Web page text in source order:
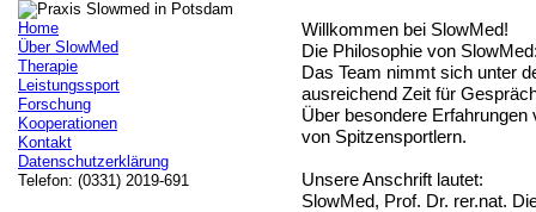
Home
Über SlowMed
Therapie
Leistungssport
Forschung
Kooperationen
Kontakt
Datenschutzerklärung
Telefon: (0331) 2019-691
Willkommen bei SlowMed!
Die Philosophie von
Das Team nimmt sich unter
ausreichend Zeit für
Über besondere
von Spitzensportlern.
Unsere Anschrift lautet:
SlowMed, Prof. Dr. rer.nat.